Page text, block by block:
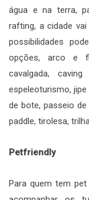
água e na terra,
rafting, a cidade
possibilidades
opções, arco e
cavalgada,
espeleoturismo,
de bote, passeio de
paddle, tirolesa,
Petfriendly
Para quem tem